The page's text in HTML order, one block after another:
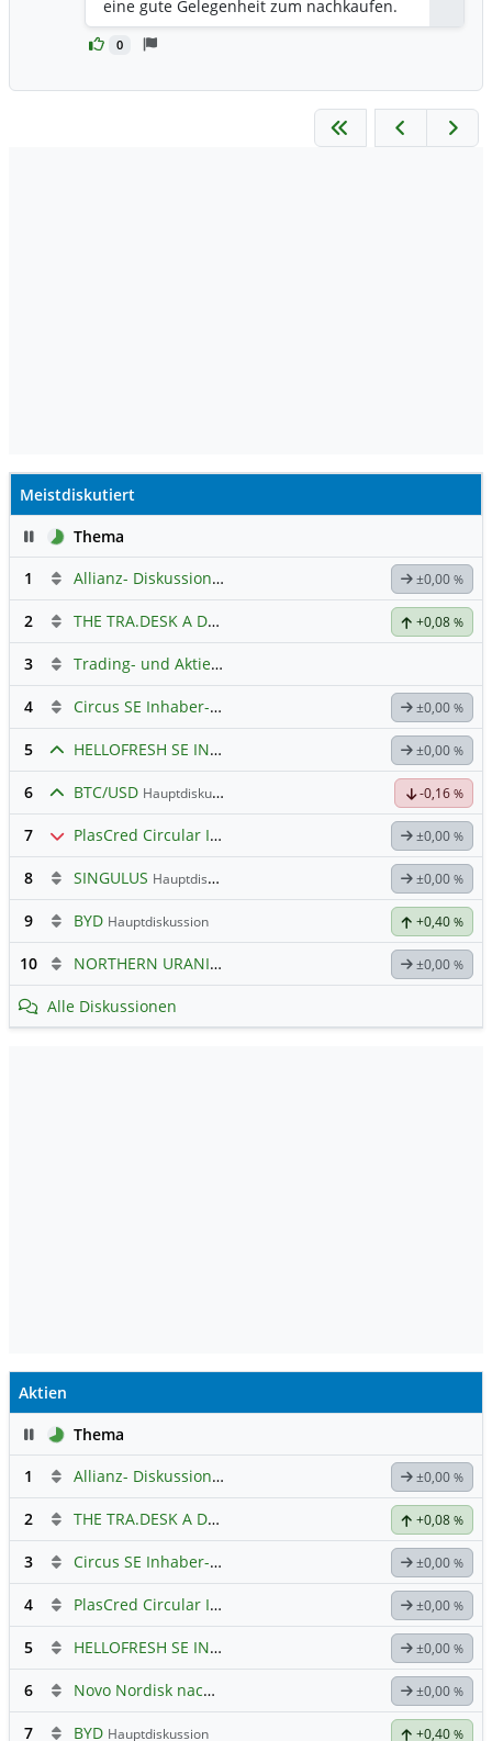
0
eine gute Gelegenheit zum nachkaufen.
Meistdiskutiert
PauseThema
1
Allianz- Diskussion mit derminator ±0,00 %
2 THE TRA.DESK A DL-,000001 +0,08 %
3 Trading- und Aktien-Chat
4 Circus SE Inhaber-Akt ±0,00 %
5 HELLOFRESH SE INH O.N. ±0,00 %
6 BTC/USD Hauptdiskussion -0,16 %
7 PlasCred Circular Innovations ±0,00 %
8 SINGULUS Hauptdiskussion ±0,00 %
9 BYD Hauptdiskussion +0,40 %
10 NORTHERN URANIUM ±0,00 %
Alle Diskussionen
Aktien
PauseThema
1
Allianz- Diskussion mit derminator ±0,00 %
2 THE TRA.DESK A DL-,000001 +0,08 %
3 Circus SE Inhaber-Akt ±0,00 %
4 PlasCred Circular Innovations ±0,00 %
5 HELLOFRESH SE INH O.N. ±0,00 %
6 Novo Nordisk nach Split ±0,00 %
7 BYD Hauptdiskussion +0,40 %